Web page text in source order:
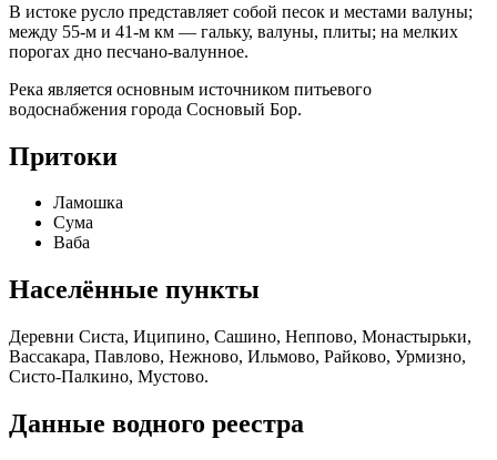
В истоке русло представляет собой песок и местами валуны;
между 55-м и 41-м км — гальку, валуны, плиты; на мелких
порогах дно песчано-валунное.
Река является основным источником питьевого
водоснабжения города Сосновый Бор.
Притоки
Ламошка
Сума
Ваба
Населённые пункты
Деревни Систа, Иципино, Сашино, Неппово, Монастырьки,
Вассакара, Павлово, Нежново, Ильмово, Райково, Урмизно,
Систо-Палкино, Мустово.
Данные водного реестра